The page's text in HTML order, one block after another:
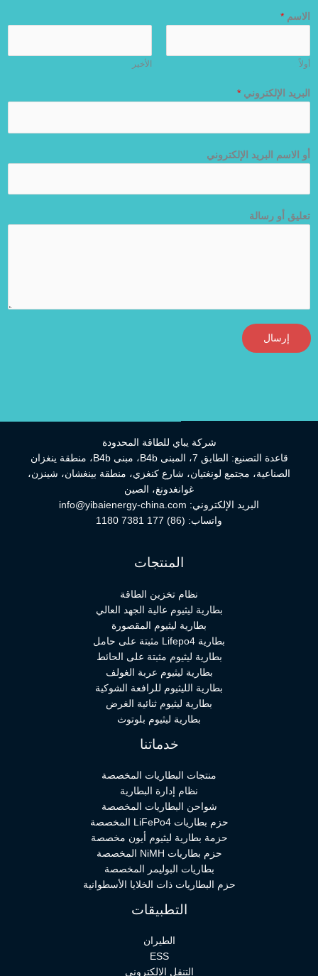
الاسم *
أولاً الأخير
البريد الإلكتروني *
أو الاسم البريد الإلكتروني
تعليق أو رسالة
إرسال
شركة يباي للطاقة المحدودة
قاعدة التصنيع: الطابق 7، المبنى B4b، مبنى B4b، منطقة ينغزان
الصناعية، مجتمع لونغتيان، شارع كنغزي، منطقة بينغشان، شينزن،
غوانغدونغ، الصين
البريد الإلكتروني: info@yibaienergy-china.com
واتساب: (86) 177 7381 1180
المنتجات
نظام تخزين الطاقة
بطارية ليثيوم عالية الجهد العالي
بطارية ليثيوم المقصورة
بطارية Lifepo4 مثبتة على حامل
بطارية ليثيوم مثبتة على الحائط
بطارية ليثيوم عربة الغولف
بطارية الليثيوم للرافعة الشوكية
بطارية ليثيوم ثنائية الغرض
بطارية ليثيوم بلوتوث
خدماتنا
منتجات البطاريات المخصصة
نظام إدارة البطارية
شواحن البطاريات المخصصة
حزم بطاريات LiFePo4 المخصصة
حزمة بطارية ليثيوم أيون مخصصة
حزم بطاريات NiMH المخصصة
بطاريات البوليمر المخصصة
حزم البطاريات ذات الخلايا الأسطوانية
التطبيقات
الطيران
ESS
التنقل الإلكتروني